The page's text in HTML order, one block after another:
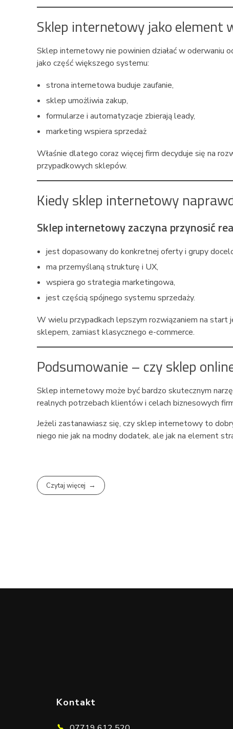
Sklep internetowy jako element
Sklep internetowy nie powinien działać w oderwaniu
jako część większego systemu:
strona internetowa buduje zaufanie,
sklep umożliwia zakup,
formularze i automatyzacje zbierają leady,
marketing wspiera sprzedaż
Właśnie dlatego coraz więcej firm decyduje się na
przypadkowych sklepów.
Kiedy sklep internetowy
Sklep internetowy zaczyna przynosić
jest dopasowany do konkretnej oferty i grupy
ma przemyślaną strukturę i UX,
wspiera go strategia marketingowa,
jest częścią spójnego systemu sprzedaży.
W wielu przypadkach lepszym rozwiązaniem na start
sklepem, zamiast klasycznego e-commerce.
Podsumowanie – czy sklep
Sklep internetowy może być bardzo skutecznym
realnych potrzebach klientów i celach biznesowych
Jeżeli zastanawiasz się, czy sklep internetowy to
niego nie jak na modny dodatek, ale jak na element
Czytaj więcej
Chcesz porozmawiać
Kontakt